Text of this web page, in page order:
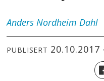
Anders Nordheim Dahl
PUBLISERT